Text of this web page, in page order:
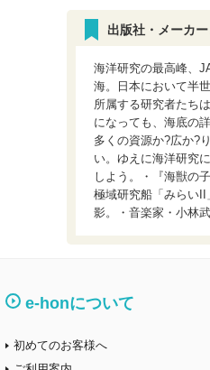
出版社・メーカ
海洋研究の最高峰、
海。日本において半
所属する研究者たち
になっても、海底の
多くの資源か?広か?
い。ゆえに海洋研究
しよう。・『海獣の
極域研究船「みらい
影。・音楽家・小林
e-honについて
初めてのお客様へ